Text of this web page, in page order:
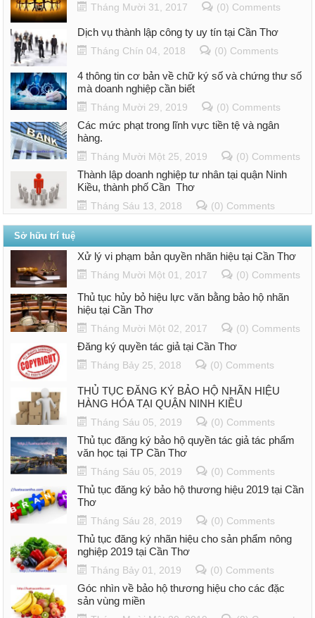
Tháng Mười 31, 2017 (0) Comments
Dịch vụ thành lập công ty uy tín tại Cần Thơ
Tháng Chín 04, 2018 (0) Comments
4 thông tin cơ bản về chữ ký số và chứng thư số
mà doanh nghiệp cần biết
Tháng Mười 29, 2019 (0) Comments
Các mức phạt trong lĩnh vực tiền tệ và ngân
hàng.
Tháng Mười Một 25, 2019 (0) Comments
Thành lập doanh nghiệp tư nhân tại quận Ninh
Kiều, thành phố Cần Thơ
Tháng Sáu 13, 2018 (0) Comments
Sở hữu trí tuệ
Xử lý vi phạm bản quyền nhãn hiệu tại Cần Thơ
Tháng Mười Một 01, 2017 (0) Comments
Thủ tục hủy bỏ hiệu lực văn bằng bảo hộ nhãn
hiệu tại Cần Thơ
Tháng Mười Một 02, 2017 (0) Comments
Đăng ký quyền tác giả tại Cần Thơ
Tháng Bảy 25, 2018 (0) Comments
THỦ TỤC ĐĂNG KÝ BẢO HỘ NHÃN HIỆU
HÀNG HÓA TẠI QUẬN NINH KIỀU
Tháng Sáu 05, 2019 (0) Comments
Thủ tục đăng ký bảo hộ quyền tác giả tác phẩm
văn học tại TP Cần Thơ
Tháng Sáu 05, 2019 (0) Comments
Thủ tục đăng ký bảo hộ thương hiệu 2019 tại Cần
Thơ
Tháng Sáu 28, 2019 (0) Comments
Thủ tục đăng ký nhãn hiệu cho sản phẩm nông
nghiệp 2019 tại Cần Thơ
Tháng Bảy 01, 2019 (0) Comments
Góc nhìn về bảo hộ thương hiệu cho các đặc
sản vùng miền